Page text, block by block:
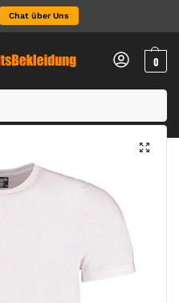
Chat über Uns
0